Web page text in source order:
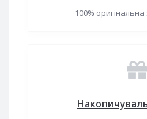
100%